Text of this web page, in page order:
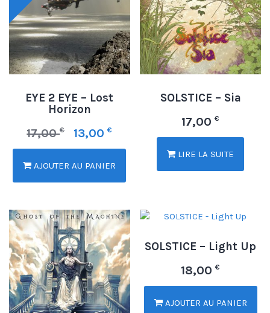
EYE 2 EYE – Lost
Horizon
17,00€ 13,00€
AJOUTER AU PANIER
SOLSTICE – Sia
17,00€
LIRE LA SUITE
SOLSTICE – Light Up
18,00€
AJOUTER AU PANIER